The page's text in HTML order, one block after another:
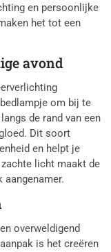
en persoonlijke
het tot een
avond
om bij te
de rand van een
Dit soort
en helpt je
licht maakt de
aangenamer.
overweldigend
is het creëren